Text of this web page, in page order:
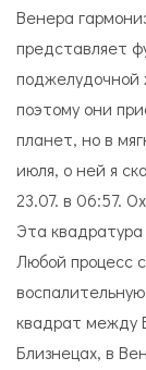
Венера
представляет
поджелудочной
поэтому они
планет, но в
июля, о ней я
23.07. в 06:57.
Эта
Любой процесс
квадрат между
Близнецах, в